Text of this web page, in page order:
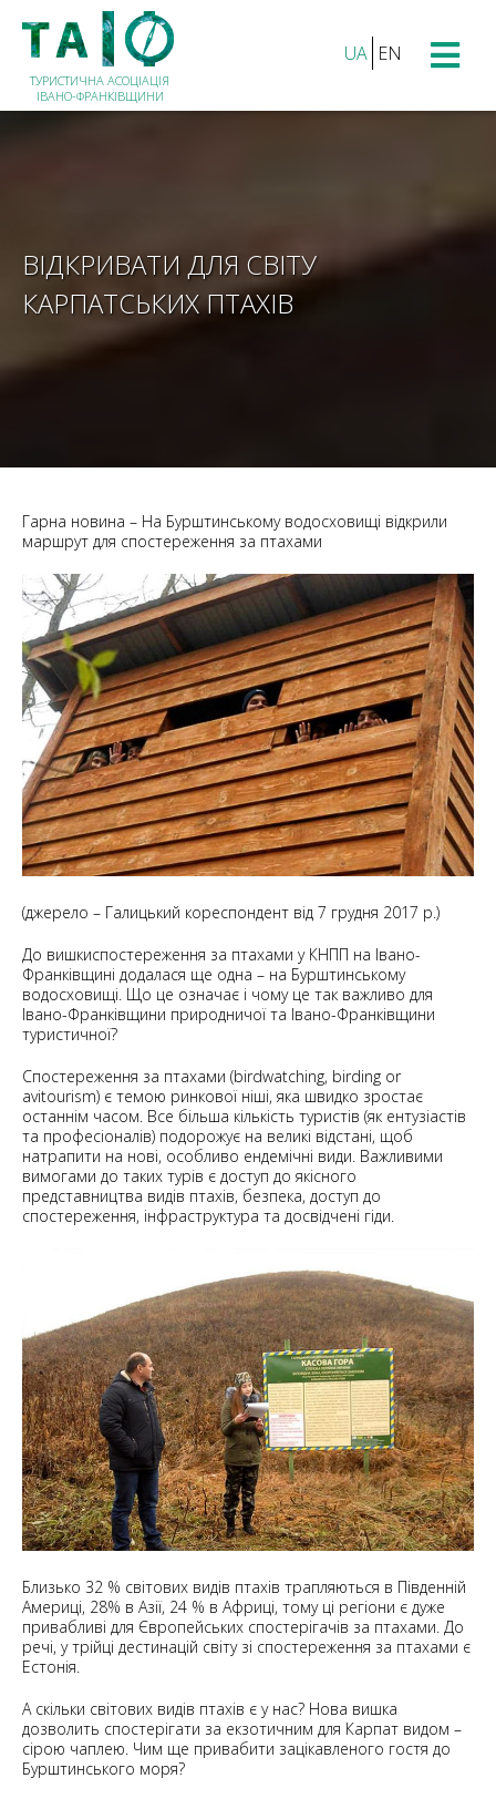
ТУРИСТИЧНА АСОЦІАЦІЯ
ІВАНО-ФРАНКІВЩИНИ
UA EN
ВІДКРИВАТИ ДЛЯ СВІТУ
КАРПАТСЬКИХ ПТАХІВ
Гарна новина – На Бурштинському водосховищі відкрили
маршрут для спостереження за птахами
(джерело – Галицький кореспондент від 7 грудня 2017 р.)
До вишкиспостереження за птахами у КНПП на Івано-
Франківщині додалася ще одна – на Бурштинському
водосховищі. Що це означає і чому це так важливо для
Івано-Франківщини природничої та Івано-Франківщини
туристичної?
Спостереження за птахами (birdwatching, birding or
avitourism) є темою ринкової ніші, яка швидко зростає
останнім часом. Все більша кількість туристів (як ентузіастів
та професіоналів) подорожує на великі відстані, щоб
натрапити на нові, особливо ендемічні види. Важливими
вимогами до таких турів є доступ до якісного
представництва видів птахів, безпека, доступ до
спостереження, інфраструктура та досвідчені гіди.
Близько 32 % світових видів птахів трапляються в Південній
Америці, 28% в Азії, 24 % в Африці, тому ці регіони є дуже
привабливі для Європейських спостерігачів за птахами. До
речі, у трійці дестинацій світу зі спостереження за птахами є
Естонія.
А скільки світових видів птахів є у нас? Нова вишка
дозволить спостерігати за екзотичним для Карпат видом –
сірою чаплею. Чим ще привабити зацікавленого гостя до
Бурштинського моря?